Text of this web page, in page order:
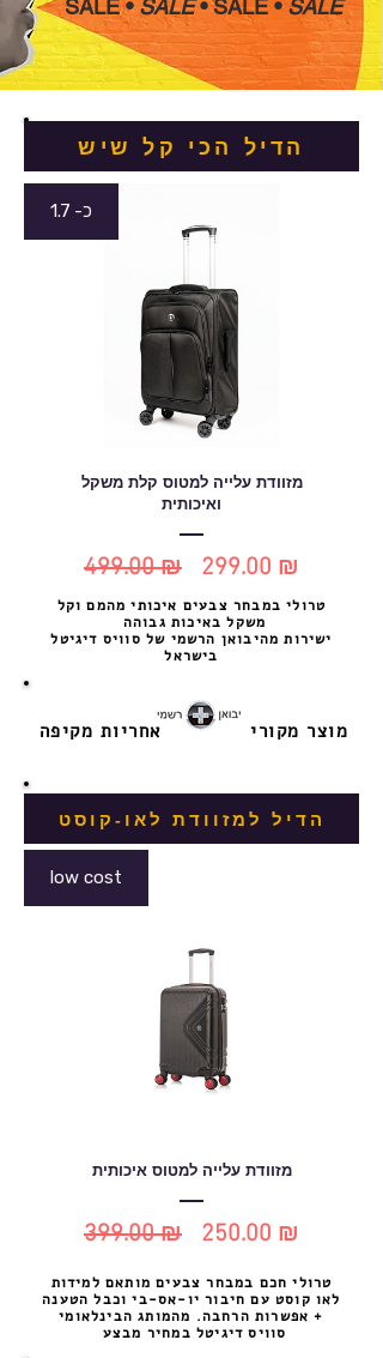
SALE •SALE• SALE • SALE
הדיל הכי קל שיש
כ- 1.7
מזוודת עלייה למטוס קלת משקל
ואיכותית
499.00 ₪
מחיר
רגיל
299.00 ₪
מחיר
מבצע
טרולי במבחר צבעים איכותי מהמם וקל
משקל באיכות גבוהה
ישירות מהיבואן הרשמי של סוויס דיגיטל
בישראל
אחריות מקיפה מוצר מקורי
הדיל למזוודת לאו-קוסט
low cost
מזוודת עלייה למטוס איכותית
399.00 ₪
רגיל
250.00 ₪
מבצע
טרולי חכם במבחר צבעים מותאם למידות
לאו קוסט עם חיבור יו-אס-בי וכבל הטענה
+ אפשרות הרחבה. מהמותג הבינלאומי
סוויס דיגיטל במחיר מבצע